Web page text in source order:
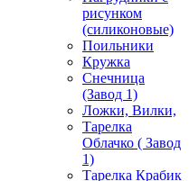
рисунком
(силиконовые)
Поильники
Кружка
Снечница
(Завод 1)
Ложки, Вилки,
Тарелка
Облачко ( Завод
1)
Тарелка Крабик